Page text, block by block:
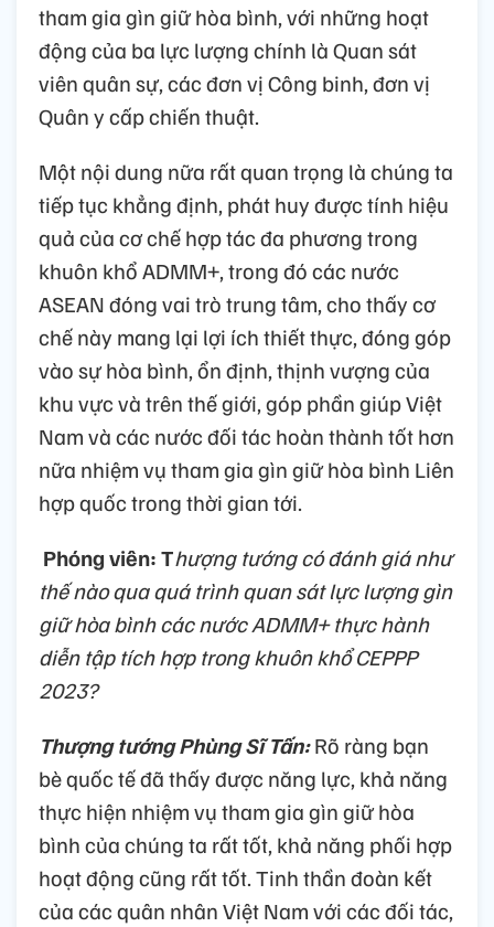
tham gia gìn giữ hòa bình, với những hoạt
động của ba lực lượng chính là Quan sát
viên quân sự, các đơn vị Công binh, đơn vị
Quân y cấp chiến thuật.
Một nội dung nữa rất quan trọng là chúng ta
tiếp tục khẳng định, phát huy được tính hiệu
quả của cơ chế hợp tác đa phương trong
khuôn khổ ADMM+, trong đó các nước
ASEAN đóng vai trò trung tâm, cho thấy cơ
chế này mang lại lợi ích thiết thực, đóng góp
vào sự hòa bình, ổn định, thịnh vượng của
khu vực và trên thế giới, góp phần giúp Việt
Nam và các nước đối tác hoàn thành tốt hơn
nữa nhiệm vụ tham gia gìn giữ hòa bình Liên
hợp quốc trong thời gian tới.
Phóng viên: Thượng tướng có đánh giá như
thế nào qua quá trình quan sát lực lượng gìn
giữ hòa bình các nước ADMM+ thực hành
diễn tập tích hợp trong khuôn khổ CEPPP
2023?
Thượng tướng Phùng Sĩ Tấn:Rõ ràng bạn
bè quốc tế đã thấy được năng lực, khả năng
thực hiện nhiệm vụ tham gia gìn giữ hòa
bình của chúng ta rất tốt, khả năng phối hợp
hoạt động cũng rất tốt. Tinh thần đoàn kết
của các quân nhân Việt Nam với các đối tác,